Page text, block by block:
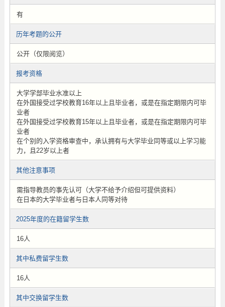
有
历年考题的公开
公开（仅限阅览）
报考资格
大学学部毕业水准以上
在外国接受过学校教育16年以上且毕业者，或是在指定期限内可毕
业者
在外国接受过学校教育15年以上且毕业者，或是在指定期限内可毕
业者
在个别的入学资格审查中，承认拥有与大学毕业同等或以上学习能
力，且22岁以上者
其他注意事项
需指导教员的事先认可（大学不给予介绍但可提供资料）
在日本的大学毕业者与日本人同等对待
2025年度的在籍留学生数
16人
其中私费留学生数
16人
其中交换留学生数